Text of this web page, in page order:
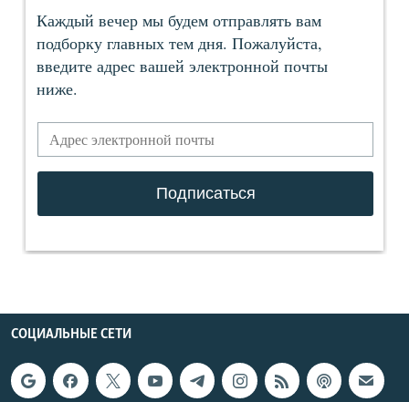
СОЦИАЛЬНЫЕ СЕТИ